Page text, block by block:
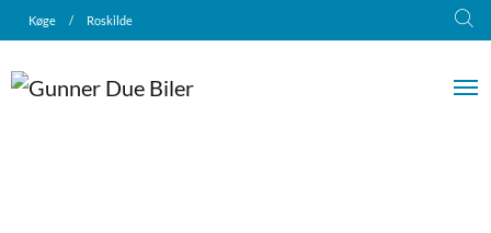
Køge / Roskilde